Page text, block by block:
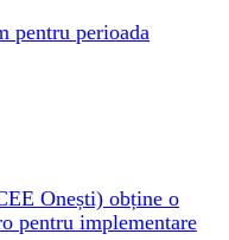
pentru perioada
Onești) obține o
pentru implementare